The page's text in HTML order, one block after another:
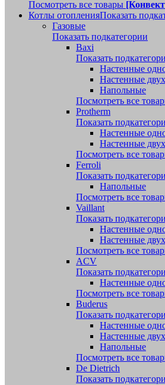
Посмотреть все товары
Котлы отопленияПоказать
Газовые
Показать подкатегории
Baxi
Показать
Настенные
Настенные
Напольные
Посмотреть все
Protherm
Показать
Настенные
Настенные
Посмотреть все
Ferroli
Показать
Напольные
Посмотреть все
Vaillant
Показать
Настенные
Настенные
Посмотреть все
ACV
Показать
Настенные
Посмотреть все
Buderus
Показать
Настенные
Настенные
Напольные
Посмотреть все
De Dietrich
Показать